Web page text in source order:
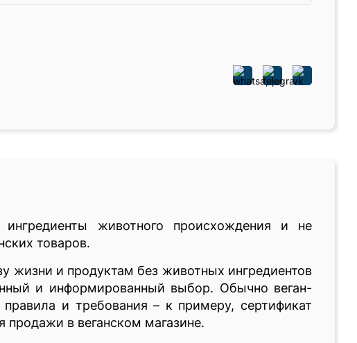
животного происхождения и не
товаров.
жизни и продуктам без животных ингредиентов
и информированный выбор. Обычно веган-
и требования – к примеру, сертификат
в веганском магазине.